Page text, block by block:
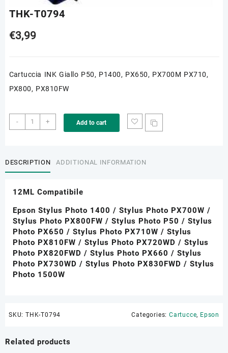
THK-T0794
€3,99
Cartuccia INK Giallo P50, P1400, PX650, PX700M PX710,
PX800, PX810FW
-
THK-
T0794
+ Add to cart
DESCRIPTION ADDITIONAL INFORMATION
12ML Compatibile
Epson Stylus Photo 1400 / Stylus Photo PX700W /
Stylus Photo PX800FW / Stylus Photo P50 / Stylus
Photo PX650 / Stylus Photo PX710W / Stylus
Photo PX810FW / Stylus Photo PX720WD / Stylus
Photo PX820FWD / Stylus Photo PX660 / Stylus
Photo PX730WD / Stylus Photo PX830FWD / Stylus
Photo 1500W
SKU: THK-T0794 Categories: Cartucce, Epson
Related products